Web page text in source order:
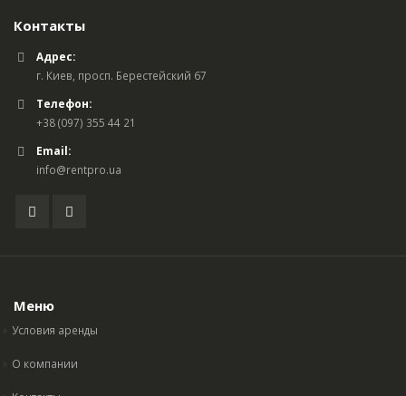
Контакты
Адрес:
г. Киев, просп. Берестейский 67
Телефон:
+38 (097) 355 44 21
Email:
info@rentpro.ua
Меню
Условия аренды
О компании